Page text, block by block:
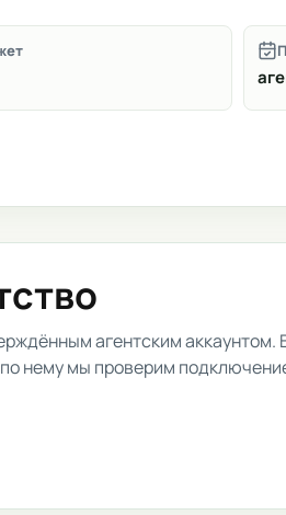
агентским аккаунтом.
по нему мы проверим